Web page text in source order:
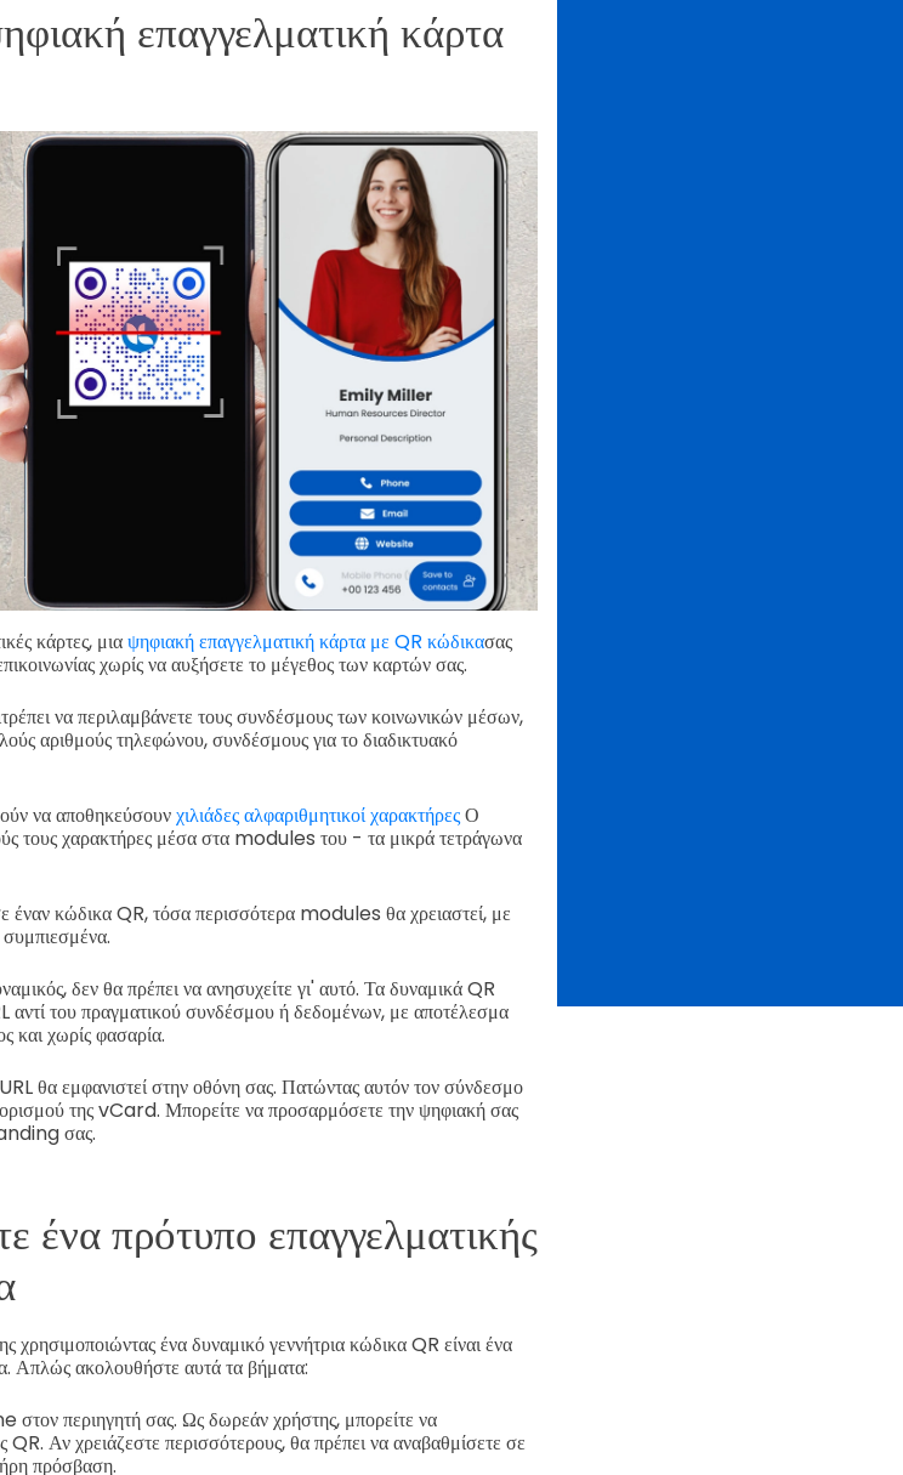
επαγγελματική κάρτα
κάρτες, μιαψηφιακή επαγγελματική κάρτα με QR κώδικασας
χωρίς να αυξήσετε το μέγεθος των καρτών σας.
να περιλαμβάνετε τους συνδέσμους των κοινωνικών μέσων,
αριθμούς τηλεφώνου, συνδέσμους για το διαδικτυακό
να αποθηκεύσουνχιλιάδες αλφαριθμητικοί χαρακτήρεςΟ
τους χαρακτήρες μέσα στα modules του - τα μικρά τετράγωνα
έναν κώδικα QR, τόσα περισσότερα modules θα χρειαστεί, με
δεν θα πρέπει να ανησυχείτε γι' αυτό. Τα δυναμικά QR
του πραγματικού συνδέσμου ή δεδομένων, με αποτέλεσμα
και χωρίς φασαρία.
θα εμφανιστεί στην οθόνη σας. Πατώντας αυτόν τον σύνδεσμο
της vCard. Μπορείτε να προσαρμόσετε την ψηφιακή σας
σας.
ένα πρότυπο επαγγελματικής
χρησιμοποιώντας ένα δυναμικό γεννήτρια κώδικα QR είναι ένα
Απλώς ακολουθήστε αυτά τα βήματα:
περιηγητή σας. Ως δωρεάν χρήστης, μπορείτε να
QR. Αν χρειάζεστε περισσότερους, θα πρέπει να αναβαθμίσετε σε
πρόσβαση.